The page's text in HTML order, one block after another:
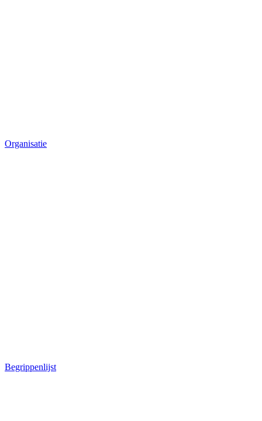
Organisatie
Begrippenlijst